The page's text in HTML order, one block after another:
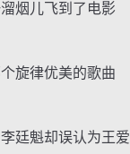
烟儿飞到了电影
旋律优美的歌曲
廷魁却误认为王爱